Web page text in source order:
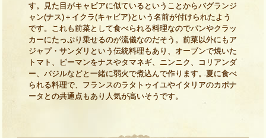
す。見た目がキャビアに似ているということからバグランジ
ャン(ナス)＋イクラ(キャビア)という名前が付けられたよう
です。これも前菜として食べられる料理なのでパンやクラッ
カーにたっぷり乗せるのが流儀なのだそう。前菜以外にもア
ジャプ・サンダリという伝統料理もあり、オーブンで焼いた
トマト、ピーマンをナスやタマネギ、ニンニク、コリアンダ
ー、バジルなどと一緒に弱火で煮込んで作ります。夏に食べ
られる料理で、フランスのラタトゥイユやイタリアのカポナ
ータとの共通点もあり人気が高いそうです。